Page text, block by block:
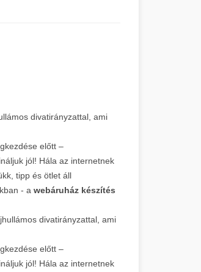
divatirányzattal, ami
előtt –
jól! Hála az internetnek
tipp és ötlet áll
- a webáruház készítés
divatirányzattal, ami
előtt –
jól! Hála az internetnek